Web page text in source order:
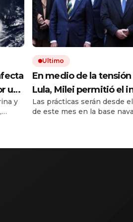
un
y
Ultimo
En medio de la
Lula, Milei permitió el
al país de la Marina de
para realizar ejercicios
Las prácticas serán desde
de este mes en la base